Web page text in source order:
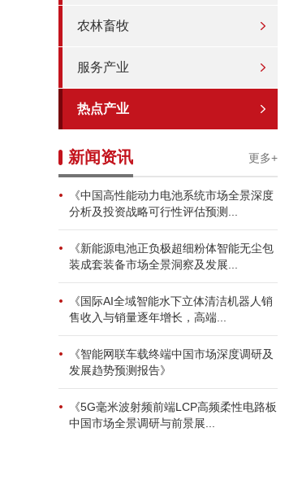
农林畜牧
服务产业
热点产业
新闻资讯 更多+
《中国高性能动力电池系统市场全景深度
分析及投资战略可行性评估预测...
《新能源电池正负极超细粉体智能无尘包
装成套装备市场全景洞察及发展...
《国际AI全域智能水下立体清洁机器人销
售收入与销量逐年增长，高端...
《智能网联车载终端中国市场深度调研及
发展趋势预测报告》
《5G毫米波射频前端LCP高频柔性电路板
中国市场全景调研与前景展...